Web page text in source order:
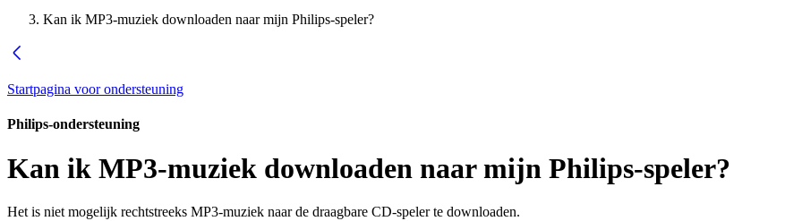
Kan ik MP3-muziek downloaden naar mijn Philips-speler?
Startpagina voor ondersteuning
Philips-ondersteuning
Kan ik MP3-muziek downloaden naar mijn Philips-speler?
Het is niet mogelijk rechtstreeks MP3-muziek naar de draagbare CD-speler te downloaden.